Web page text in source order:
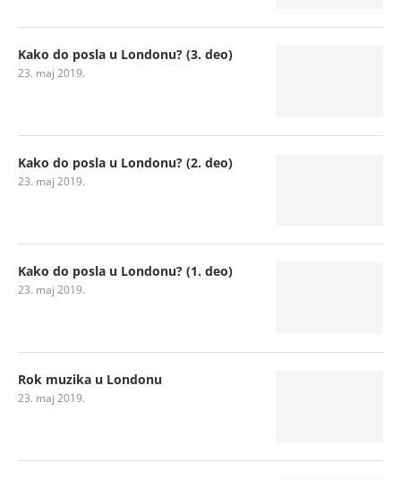
Kako do posla u Londonu? (3. deo)
23. maj 2019.
Kako do posla u Londonu? (2. deo)
23. maj 2019.
Kako do posla u Londonu? (1. deo)
23. maj 2019.
Rok muzika u Londonu
23. maj 2019.